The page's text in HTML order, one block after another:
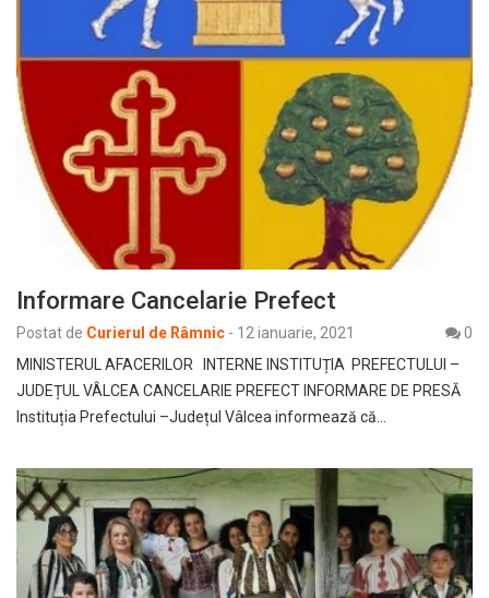
Informare Cancelarie Prefect
Postat de Curierul de Râmnic - 12 ianuarie, 2021
0
MINISTERUL AFACERILOR INTERNE INSTITUȚIA PREFECTULUI –
JUDEȚUL VÂLCEA CANCELARIE PREFECT INFORMARE DE PRESĂ
Instituția Prefectului –Județul Vâlcea informează că…